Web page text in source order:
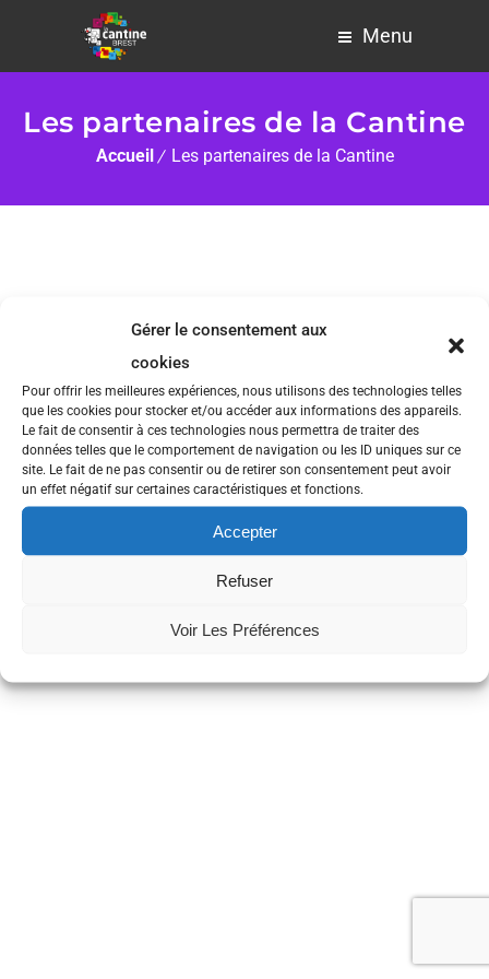
Gérer le consentement aux
cookies
Pour offrir les meilleures expériences, nous utilisons des technologies telles
que les cookies pour stocker et/ou accéder aux informations des appareils.
Le fait de consentir à ces technologies nous permettra de traiter des
données telles que le comportement de navigation ou les ID uniques sur ce
site. Le fait de ne pas consentir ou de retirer son consentement peut avoir
un effet négatif sur certaines caractéristiques et fonctions.
Accepter
Refuser
Voir Les Préférences
Menu
Les partenaires de la Cantine
Accueil Les partenaires de la Cantine
Contact coworking : booking@lacantine-brest.net
Contact général: coucou@lacantine-brest.net